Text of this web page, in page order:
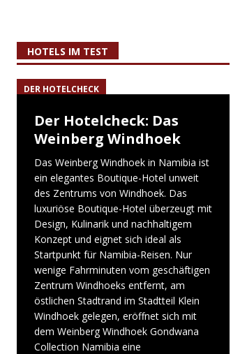
HOTELS IM TEST
DER HOTELCHECK
Der Hotelcheck: Das
Weinberg Windhoek
Das Weinberg Windhoek in Namibia ist
ein elegantes Boutique-Hotel unweit
des Zentrums von Windhoek. Das
luxuriöse Boutique-Hotel überzeugt mit
Design, Kulinarik und nachhaltigem
Konzept und eignet sich ideal als
Startpunkt für Namibia-Reisen. Nur
wenige Fahrminuten vom geschäftigen
Zentrum Windhoeks entfernt, am
östlichen Stadtrand im Stadtteil Klein
Windhoek gelegen, eröffnet sich mit
dem Weinberg Windhoek Gondwana
Collection Namibia eine